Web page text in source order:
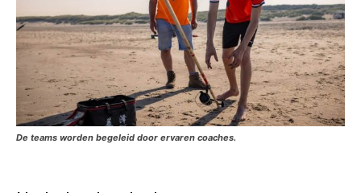
De teams worden begeleid door ervaren coaches.